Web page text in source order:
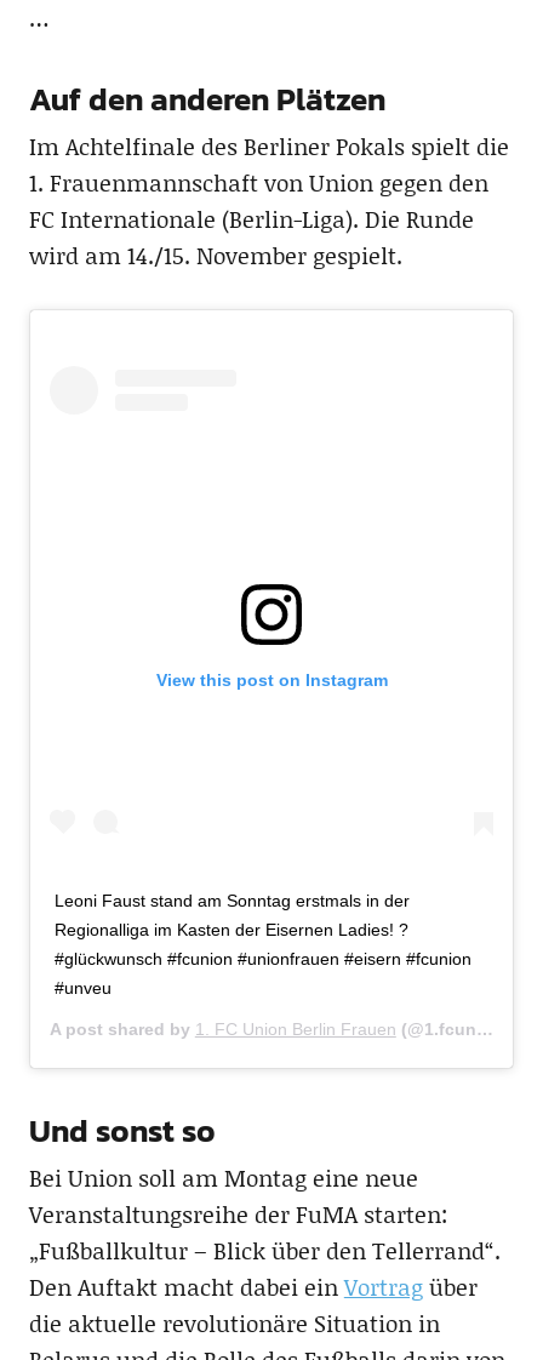
…
Auf den anderen Plätzen
Im Achtelfinale des Berliner Pokals spielt die
1. Frauenmannschaft von Union gegen den
FC Internationale (Berlin-Liga). Die Runde
wird am 14./15. November gespielt.
View this post on Instagram
Leoni Faust stand am Sonntag erstmals in der
Regionalliga im Kasten der Eisernen Ladies! ?
#glückwunsch #fcunion #unionfrauen #eisern #fcunion
#unveu
A post shared by 1. FC Union Berlin Frauen (@1.fcunionberlinfrauen) on
Und sonst so
Bei Union soll am Montag eine neue
Veranstaltungsreihe der FuMA starten:
„Fußballkultur – Blick über den Tellerrand“.
Den Auftakt macht dabei einVortragüber
die aktuelle revolutionäre Situation in